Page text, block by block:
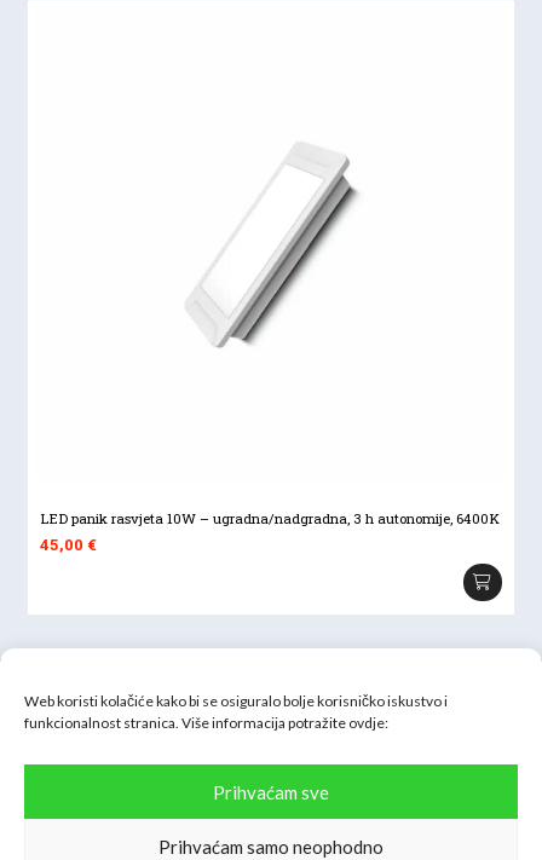
Web koristi kolačiće kako bi se osiguralo bolje korisničko iskustvo i
funkcionalnost stranica. Više informacija potražite ovdje:
Prihvaćam sve
Prihvaćam samo neophodno
LED panik rasvjeta 10W – ugradna/nadgradna, 3 h autonomije, 6400K
45,00€
Inter H-B d.o.o.
Oranice 54, 10090 Zagreb
OIB: 61917698810